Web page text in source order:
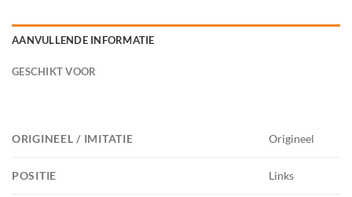
AANVULLENDE INFORMATIE
GESCHIKT VOOR
ORIGINEEL / IMITATIE Origineel
POSITIE Links